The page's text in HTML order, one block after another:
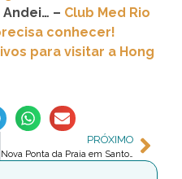
– Club Med Rio
conhecer!
para visitar a Hong
PRÓXIMO
Nova Ponta da Praia em Santos tem lazer pra todos